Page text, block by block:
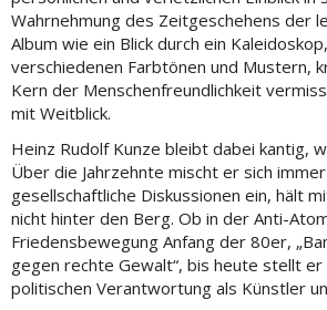
Wahrnehmung des Zeitgeschehens der
Album wie ein Blick durch ein
verschiedenen Farbtönen und Mustern,
Kern der Menschenfreundlichkeit
mit Weitblick.
Heinz Rudolf Kunze bleibt dabei kantig,
Über die Jahrzehnte mischt er sich
gesellschaftliche Diskussionen ein, hält
nicht hinter den Berg. Ob in der Anti-
Friedensbewegung Anfang der 80er,
gegen rechte Gewalt“, bis heute stellt er
politischen Verantwortung als Künstler